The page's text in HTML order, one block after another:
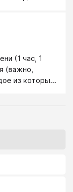
(1 час, 1
(важно,
из которых